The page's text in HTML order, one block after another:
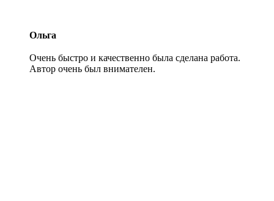
Ольга
Очень быстро и качественно была сделана работа.
Автор очень был внимателен.